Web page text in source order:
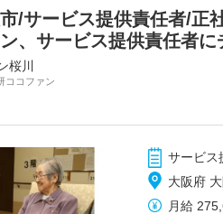
市/サービス提供責任者/
、サービス提供責任者
桜川
ココファン
サービス
大阪府
月給